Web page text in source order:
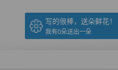
写的很棒，送朵鲜花！
我有0朵送出一朵